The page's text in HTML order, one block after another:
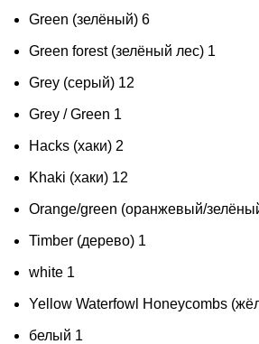
Green (зелёный) 6
Green forest (зелёный лес) 1
Grey (серый) 12
Grey / Green 1
Hacks (хаки) 2
Khaki (хаки) 12
Orange/green (оранжевый/
Timber (дерево) 1
white 1
Yellow Waterfowl Honeycombs
белый 1